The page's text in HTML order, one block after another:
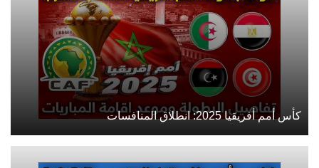
كأس أمم أفريقيا 2025: انطلاق المنافسات